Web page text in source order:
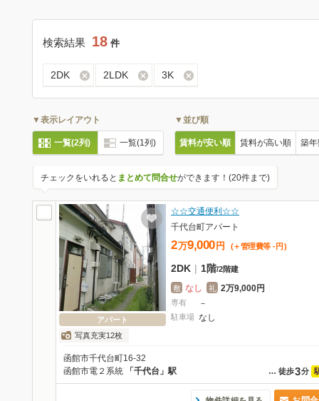
検索結果 18 件
2DK 2LDK 3K
▼表示レイアウト
一覧(2列) 一覧(1列)
▼並び順
賃料が安い順 賃料が高い順 築
チェックをいれると まとめて問合せができます！(20件まで)
アパート
写真充実12枚
☆☆交通便利☆☆
千代台町アパート
2万9,000 円 (＋管理費等 - 円 )
2DK | 1階/2階建
敷 なし 礼 2万9,000円
専有 －
駐車場 なし
函館市千代台町16-32
… 徒歩3分
函館市電２系統 「千代台」駅